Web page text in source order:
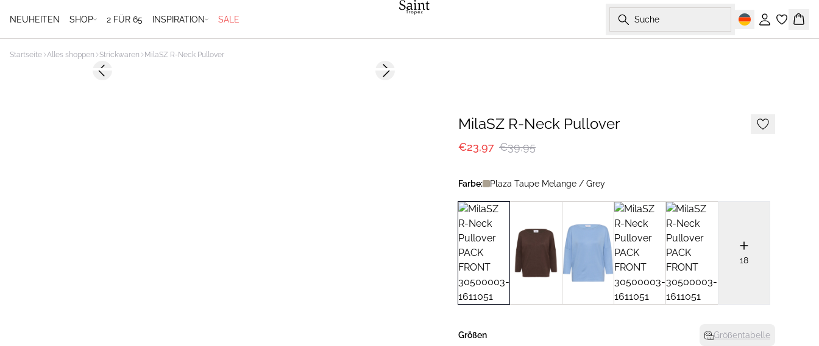
NEUHEITEN SHOP 2 FÜR 65 INSPIRATION SALE Suche
Einloggen
Startseite Alles shoppen Strickwaren MilaSZ R-Neck Pullover
-40%Previous slide Next slide
MilaSZ R-Neck Pullover
€23,97 €39,95
Farbe: Plaza Taupe Melange / Grey
18
Größen Größentabelle